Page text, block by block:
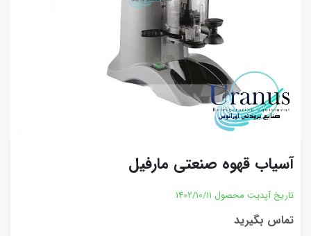
آسیاب قهوه صنعتی مارفیل
تاریخ آپدیت محصول 1402/10/11
تماس بگیرید